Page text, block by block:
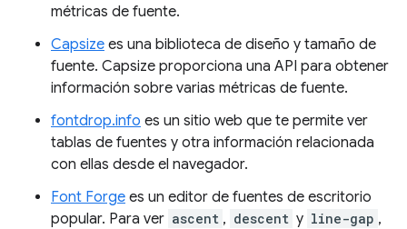
métricas de fuente.
Capsize es una biblioteca de diseño y tamaño de
fuente. Capsize proporciona una API para obtener
información sobre varias métricas de fuente.
fontdrop.info es un sitio web que te permite ver
tablas de fuentes y otra información relacionada
con ellas desde el navegador.
Font Forge es un editor de fuentes de escritorio
popular. Para ver ascent , descent y line-gap ,